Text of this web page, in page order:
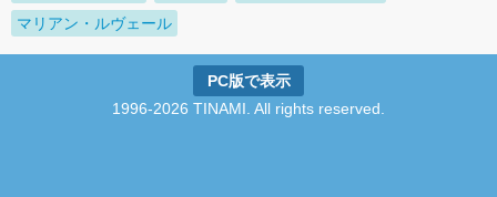
マリアン・ルヴェール
PC版で表示
1996-2026 TINAMI. All rights reserved.